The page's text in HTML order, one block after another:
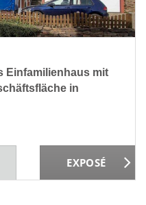
Einfamilienhaus mit
in